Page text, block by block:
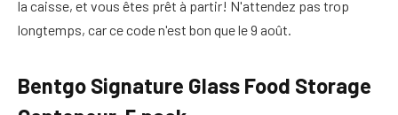
la caisse, et vous êtes prêt à partir! N'attendez pas trop
longtemps, car ce code n'est bon que le 9 août.
Bentgo Signature Glass Food Storage